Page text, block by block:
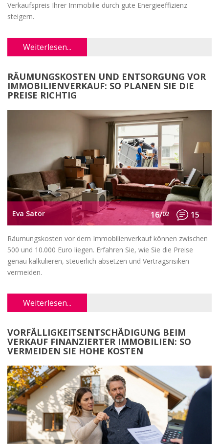
Verkaufspreis Ihrer Immobilie durch gute Energieeffizienz
steigern.
Weiterlesen...
RÄUMUNGSKOSTEN UND ENTSORGUNG VOR
IMMOBILIENVERKAUF: SO PLANEN SIE DIE
PREISE RICHTIG
Eva Sator 16/02 15
Räumungskosten vor dem Immobilienverkauf können zwischen
500 und 10.000 Euro liegen. Erfahren Sie, wie Sie die Preise
genau kalkulieren, steuerlich absetzen und Vertragsrisiken
vermeiden.
Weiterlesen...
VORFÄLLIGKEITSENTSCHÄDIGUNG BEIM
VERKAUF FINANZIERTER IMMOBILIEN: SO
VERMEIDEN SIE HOHE KOSTEN